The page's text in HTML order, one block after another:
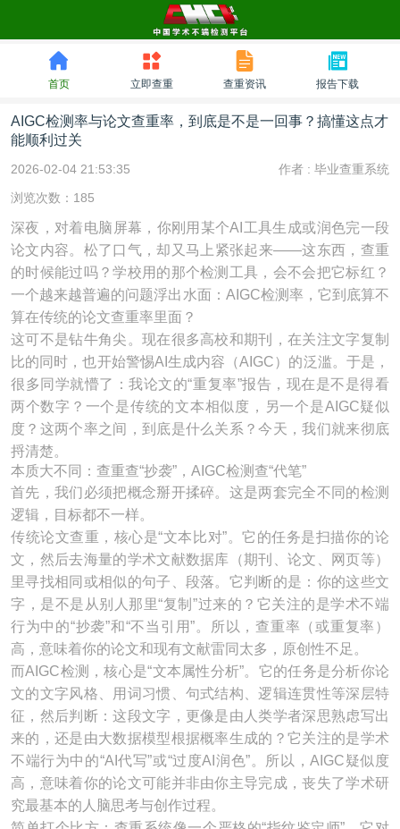
首页 立即查重 查重资讯 报告下载
AIGC检测率与论文查重率，到底是不是一回事？搞懂这点才
能顺利过关
2026-02-04 21:53:35 作者 : 毕业查重系统
浏览次数：185
深夜，对着电脑屏幕，你刚用某个AI工具生成或润色完一段
论文内容。松了口气，却又马上紧张起来——这东西，查重
的时候能过吗？学校用的那个检测工具，会不会把它标红？
一个越来越普遍的问题浮出水面：AIGC检测率，它到底算不
算在传统的论文查重率里面？
这可不是钻牛角尖。现在很多高校和期刊，在关注文字复制
比的同时，也开始警惕AI生成内容（AIGC）的泛滥。于是，
很多同学就懵了：我论文的“重复率”报告，现在是不是得看
两个数字？一个是传统的文本相似度，另一个是AIGC疑似
度？这两个率之间，到底是什么关系？今天，我们就来彻底
捋清楚。
本质大不同：查重查“抄袭”，AIGC检测查“代笔”
首先，我们必须把概念掰开揉碎。这是两套完全不同的检测
逻辑，目标都不一样。
传统论文查重，核心是“文本比对”。它的任务是扫描你的论
文，然后去海量的学术文献数据库（期刊、论文、网页等）
里寻找相同或相似的句子、段落。它判断的是：你的这些文
字，是不是从别人那里“复制”过来的？它关注的是学术不端
行为中的“抄袭”和“不当引用”。所以，查重率（或重复率）
高，意味着你的论文和现有文献雷同太多，原创性不足。
而AIGC检测，核心是“文本属性分析”。它的任务是分析你论
文的文字风格、用词习惯、句式结构、逻辑连贯性等深层特
征，然后判断：这段文字，更像是由人类学者深思熟虑写出
来的，还是由大数据模型根据概率生成的？它关注的是学术
不端行为中的“AI代写”或“过度AI润色”。所以，AIGC疑似度
高，意味着你的论文可能并非由你主导完成，丧失了学术研
究最基本的人脑思考与创作过程。